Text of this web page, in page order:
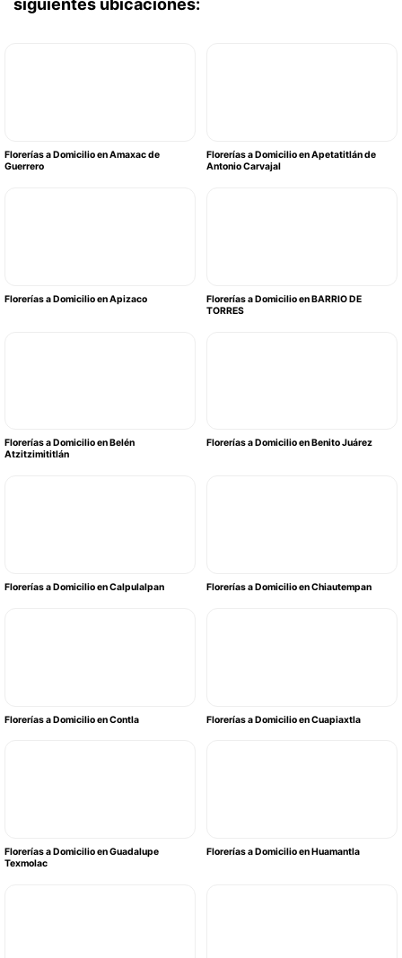
siguientes ubicaciones:
Florerías a Domicilio en Amaxac de
Guerrero
Florerías a Domicilio en Apetatitlán de
Antonio Carvajal
Florerías a Domicilio en Apizaco
Florerías a Domicilio en BARRIO DE
TORRES
Florerías a Domicilio en Belén
Atzitzimititlán
Florerías a Domicilio en Benito Juárez
Florerías a Domicilio en Calpulalpan Florerías a Domicilio en Chiautempan
Florerías a Domicilio en Contla Florerías a Domicilio en Cuapiaxtla
Florerías a Domicilio en Guadalupe
Texmolac
Florerías a Domicilio en Huamantla